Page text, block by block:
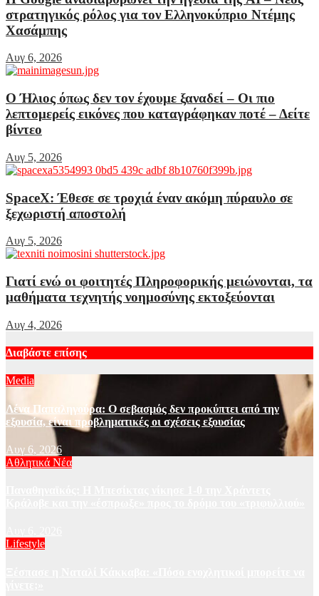
στρατηγικός ρόλος για τον Ελληνοκύπριο Ντέμης
Χασάμπης
Αυγ 6, 2026
Ο Ήλιος όπως δεν τον έχουμε ξαναδεί – Οι πιο
λεπτομερείς εικόνες που καταγράφηκαν ποτέ – Δείτε
βίντεο
Αυγ 5, 2026
SpaceX: Έθεσε σε τροχιά έναν ακόμη πύραυλο σε
ξεχωριστή αποστολή
Αυγ 5, 2026
Γιατί ενώ οι φοιτητές Πληροφορικής μειώνονται, τα
μαθήματα τεχνητής νοημοσύνης εκτοξεύονται
Αυγ 4, 2026
Διαβάστε επίσης
Media
Λένα Παπαληγούρα: Ο σεβασμός δεν προκύπτει από την
εξουσία, είναι προβληματικές οι σχέσεις εξουσίας
Αυγ 6, 2026
Αθλητικά Νέα
Lifestyle